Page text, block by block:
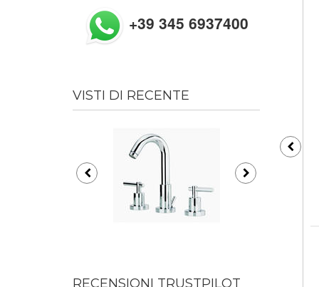
+39 345 6937400
VISTI DI RECENTE
RECENSIONI TRUSTPILOT